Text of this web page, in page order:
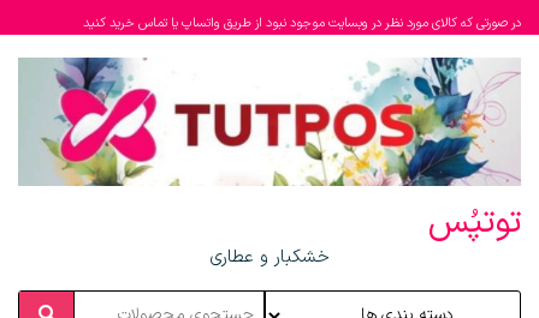
در صورتی که کالای مورد نظر در وبسایت موجود نبود از طریق واتساپ یا تماس خرید کنید
توتپُس
خشکبار و عطاری